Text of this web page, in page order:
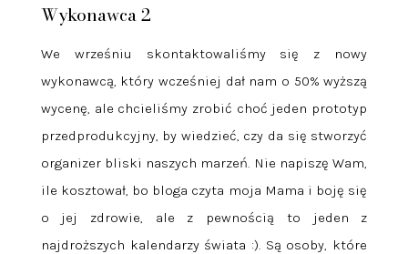
Wykonawca 2
We wrześniu skontaktowaliśmy się z nowy
wykonawcą, który wcześniej dał nam o 50% wyższą
wycenę, ale chcieliśmy zrobić choć jeden prototyp
przedprodukcyjny, by wiedzieć, czy da się stworzyć
organizer bliski naszych marzeń. Nie napiszę Wam,
ile kosztował, bo bloga czyta moja Mama i boję się
o jej zdrowie, ale z pewnością to jeden z
najdroższych kalendarzy świata :). Są osoby, które